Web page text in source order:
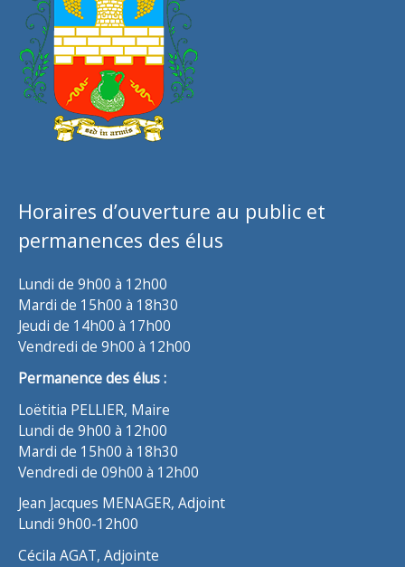
Horaires d’ouverture au public et
permanences des élus
Lundi de 9h00 à 12h00
Mardi de 15h00 à 18h30
Jeudi de 14h00 à 17h00
Vendredi de 9h00 à 12h00
Permanence des élus :
Loëtitia PELLIER, Maire
Lundi de 9h00 à 12h00
Mardi de 15h00 à 18h30
Vendredi de 09h00 à 12h00
Jean Jacques MENAGER, Adjoint
Lundi 9h00-12h00
Cécila AGAT, Adjointe